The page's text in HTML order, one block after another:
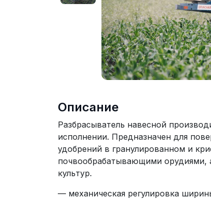
Описание
Разбрасыватель навесной
исполнении. Предназначен для
удобрений в гранулированном и
почвообрабатывающими орудиями,
культур.
— механическая регулировка